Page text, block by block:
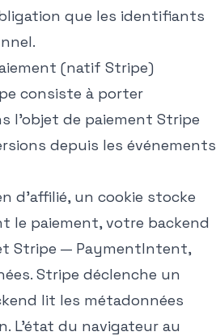
que les identifiants
(natif Stripe)
consiste à porter
l'objet de paiement Stripe
depuis les événements
d'affilié, un cookie stocke
le paiement, votre backend
Stripe — PaymentIntent,
Stripe déclenche un
lit les métadonnées
L'état du navigateur au